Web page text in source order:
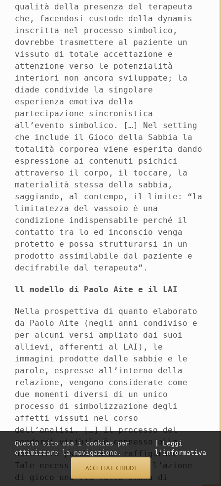
qualità della presenza del terapeuta
che, facendosi custode della dynamis
inscritta nel processo simbolico,
dovrebbe trasmettere al paziente un
vissuto di totale accettazione e
attenzione verso le potenzialità
interiori non ancora sviluppate; la
diade condivide la singolare
esperienza emotiva della
partecipazione sincronistica
all’evento simbolico. […] Nel setting
che include il Gioco della Sabbia la
totalità corporea viene esperita dando
espressione ai contenuti psichici
attraverso il corpo, il toccare, la
materialità stessa della sabbia,
saggiando, al contempo, il limite: “la
limitatezza del vassoio è una
condizione indispensabile perché il
contatto tra lo ed inconscio venga
protetto e possa strutturarsi in un
prodotto assimilabile dal paziente e
decifrabile dal terapeuta”.
ll modello di Paolo Aite e il LAI
Nella prospettiva di quanto elaborato
da Paolo Aite (negli anni condiviso e
per alcuni versi ampliato dai suoi
allievi, afferenti al LAI), le
immagini prodotte dalle sabbie e le
parole, espresse all’interno della
relazione, vengono considerate come
due momenti diversi di un unico
processo di simbolizzazione degli
affetti vissuti nel corso
dell’analisi. […] Il processo del
rendersi visibile è connesso alla
necessità psichica di raffigurare.
Tale necessità rivendica nell’azione
di gioco una via tutta umana di
Questo sito usa i cookies per
ottimizzare la navigazione.
| Leggi
l'informativa
ACCETTA E CHIUDI